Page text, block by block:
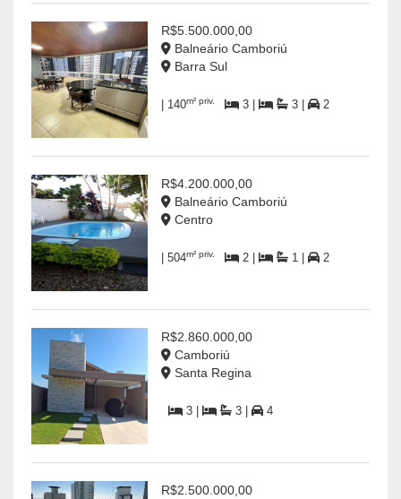
R$5.500.000,00
Balneário Camboriú
Barra Sul
| 140m² priv. 3 | 3 | 2
R$4.200.000,00
Balneário Camboriú
Centro
| 504m² priv. 2 | 1 | 2
R$2.860.000,00
Camboriú
Santa Regina
3 | 3 | 4
R$2.500.000,00